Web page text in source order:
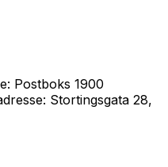
Postboks 1900
Stortingsgata 28,